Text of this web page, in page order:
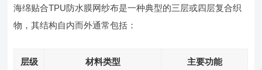
海绵贴合TPU防水膜网纱布是一种典型的三层或四层复合织
物，其结构自内而外通常包括：
层级 材料类型 主要功能